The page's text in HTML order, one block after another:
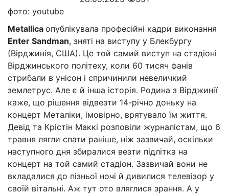
фото: youtube
Metallica опублікувала професійні кадри виконання
Enter Sandman, зняті на виступу у Блекбургу
(Вірджинія, США). Це той самий виступ на стадіоні
Вірджинського політеху, коли 60 тисяч фанів
стрибали в унісон і спричинили невеличкий
землетрус. Але є й інша історія. Родина з Вірджинії
каже, що рішення відвезти 14-річно доньку на
концерт Металіки, імовірно, врятувало їм життя.
Девід та Крістін Маккі розповіли журналістам, що 6
травня лягли спати раніше, ніж зазвичай, оскільки
наступного дня збиралися везти підлітка на
концерт на той самий стадіон. Зазвичай вони не
вкладалися до пізньої ночі й дивилися телевізор у
своїй вітальні. Аж тут ото вляглися зрання. А у